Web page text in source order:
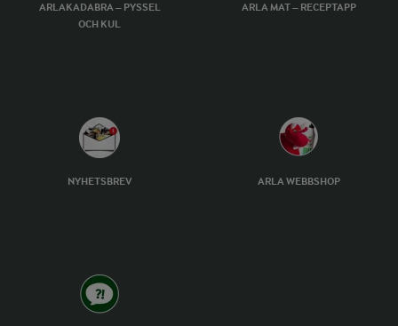
ARLAKADABRA – PYSSEL
OCH KUL
ARLA MAT – RECEPTAPP
NYHETSBREV ARLA WEBBSHOP